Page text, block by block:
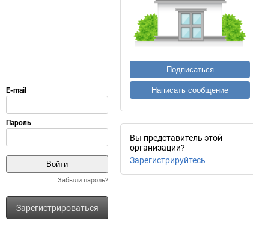
Забыли пароль?
Зарегистрироваться
Подписаться
Написать сообщение
Вы представитель этой
организации?
Зарегистрируйтесь